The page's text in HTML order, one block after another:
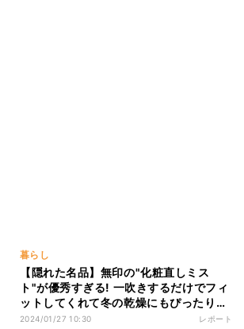
暮らし
【隠れた名品】無印の"化粧直しミス
ト"が優秀すぎる! 一吹きするだけでフィ
ットしてくれて冬の乾燥にもぴったりと
SNSでも話題!
2024/01/27 10:30 レポート